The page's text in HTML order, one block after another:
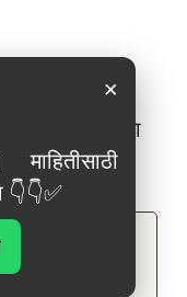
यामध्ये
समावेश आहे. या
set apply
×